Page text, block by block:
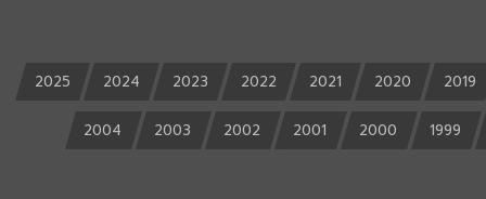
2025 2024 2023 2022 2021 2020 2019
2004 2003 2002 2001 2000 1999